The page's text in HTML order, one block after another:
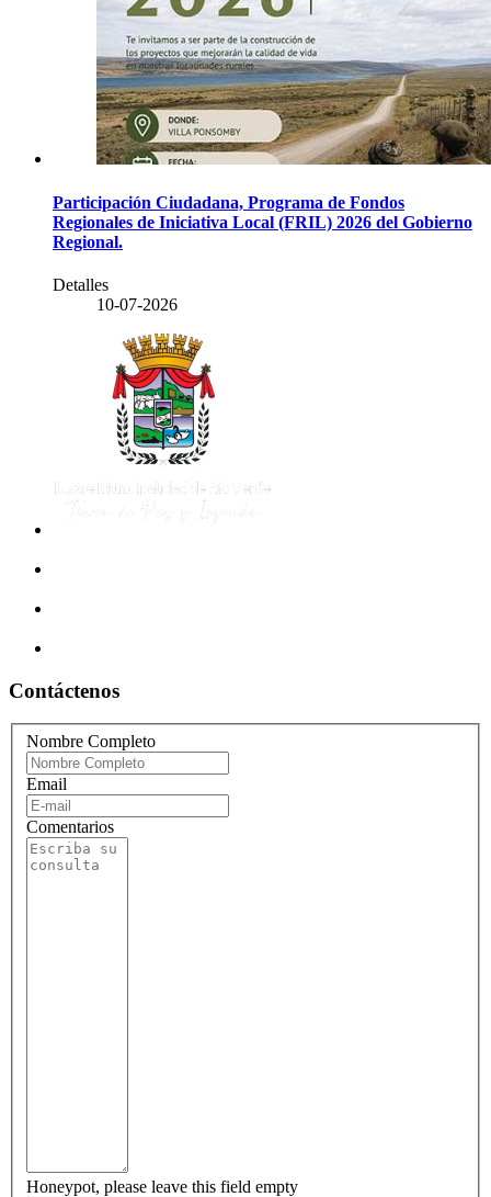
Participación Ciudadana, Programa de Fondos
Regionales de Iniciativa Local (FRIL) 2026 del Gobierno
Regional.
Detalles
10-07-2026
Contáctenos
Nombre Completo
Email
Comentarios
Honeypot, please leave this field empty